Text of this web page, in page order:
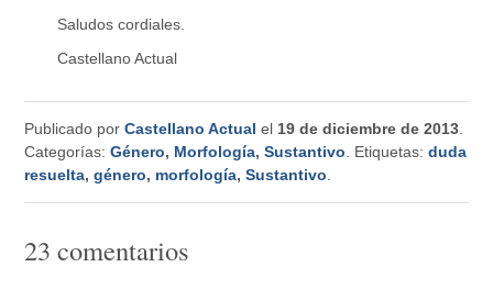
Saludos cordiales.
Castellano Actual
Publicado porCastellano Actual el 19 de diciembre de 2013
Categorías:Género, Morfología,Sustantivo . Etiquetas:duda
resuelta,género, morfología,Sustantivo
23 comentarios